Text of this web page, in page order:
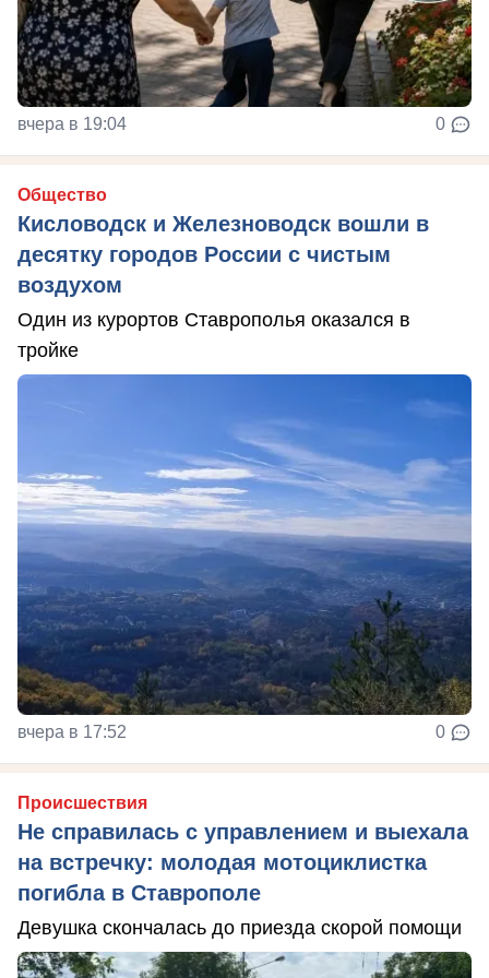
вчера в 19:04 0
Общество
Кисловодск и Железноводск вошли в
десятку городов России с чистым
воздухом
Один из курортов Ставрополья оказался в
тройке
вчера в 17:52 0
Происшествия
Не справилась с управлением и выехала
на встречку: молодая мотоциклистка
погибла в Ставрополе
Девушка скончалась до приезда скорой помощи